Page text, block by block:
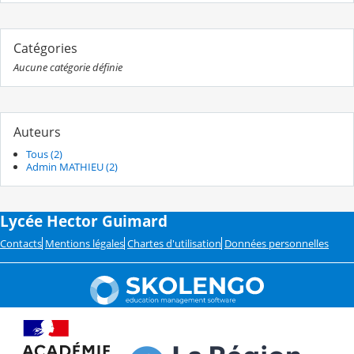
Catégories
Aucune catégorie définie
Auteurs
Tous (2)
Admin MATHIEU (2)
Lycée Hector Guimard
Contacts Mentions légales Chartes d'utilisation Données personnelles